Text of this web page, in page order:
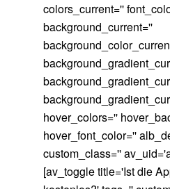
colors_current=''
background_current=''
hover_colors=''
hover_font_color=''
custom_class=''
[av_toggle title='Ist die